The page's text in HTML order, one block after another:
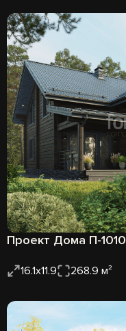
Проект Дома П-1010
16.1x11.9 268.9 м²